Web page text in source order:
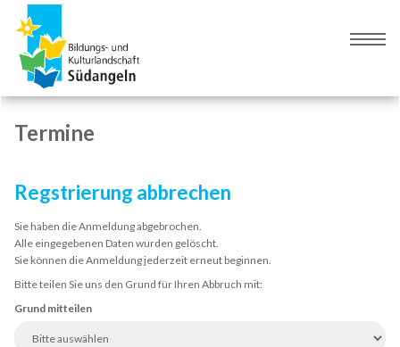
Navigation
springen
Inhalt
springen
Termine
Regstrierung abbrechen
Sie haben die Anmeldung abgebrochen.
Alle eingegebenen Daten wurden gelöscht.
Sie können die Anmeldung jederzeit erneut beginnen.
Bitte teilen Sie uns den Grund für Ihren Abbruch mit:
Grund mitteilen